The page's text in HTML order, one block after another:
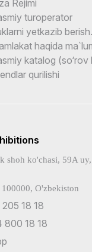
Rejimi
turoperator
yetkazib
haqida
katalog (so‘rov
qurilishi
shoh ko'chasi, 59A
100000, O'zbekiston
18 18
18 18